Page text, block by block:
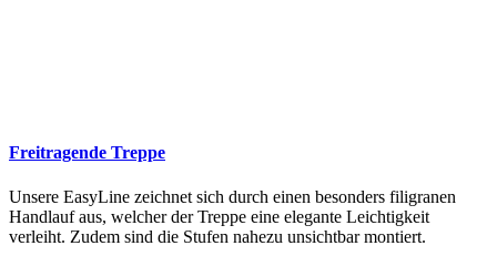
Freitragende Treppe
Unsere EasyLine zeichnet sich durch einen besonders filigranen
Handlauf aus, welcher der Treppe eine elegante Leichtigkeit
verleiht. Zudem sind die Stufen nahezu unsichtbar montiert.